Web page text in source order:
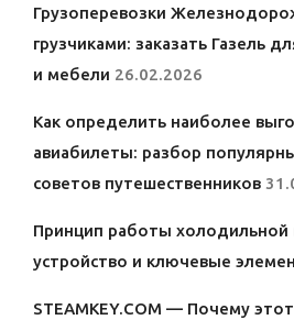
Грузоперевозки
грузчиками: заказать Газель
и мебели 26.02.2026
Как определить наиболее
авиабилеты: разбор
советов путешественников
Принцип работы холодильной
устройство и ключевые
STEAMKEY.COM — Почему